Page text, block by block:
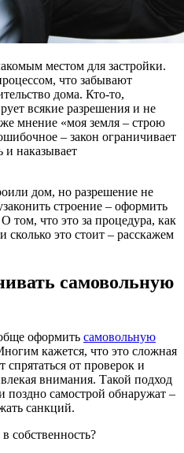
местом для застройки.
что забывают
дома. Кто-то,
всякие разрешения и не
мнение «моя земля – строю
– закон ограничивает
и наказывает
дом, но разрешение не
строение – оформить
том, что это за процедура, как
сколько это стоит – расскажем
самовольную
оформить самовольную
кажется, что это сложная
от проверок и
внимания. Такой подход
поздно самострой обнаружат –
санкций.
собственность?